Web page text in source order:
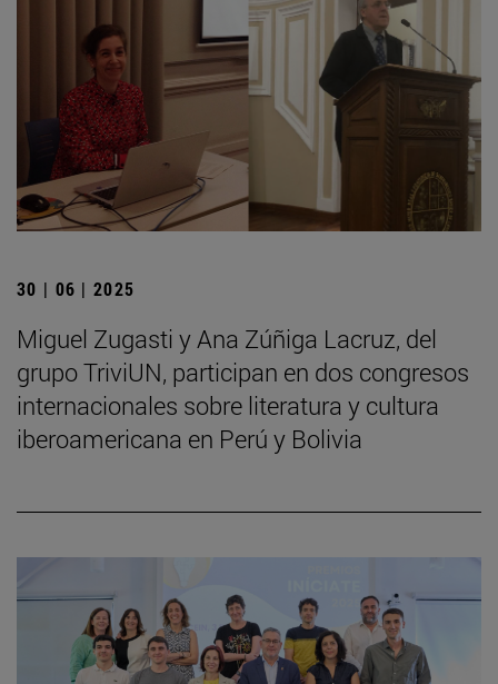
30 | 06 | 2025
Miguel Zugasti y Ana Zúñiga Lacruz, del
grupo TriviUN, participan en dos congresos
internacionales sobre literatura y cultura
iberoamericana en Perú y Bolivia